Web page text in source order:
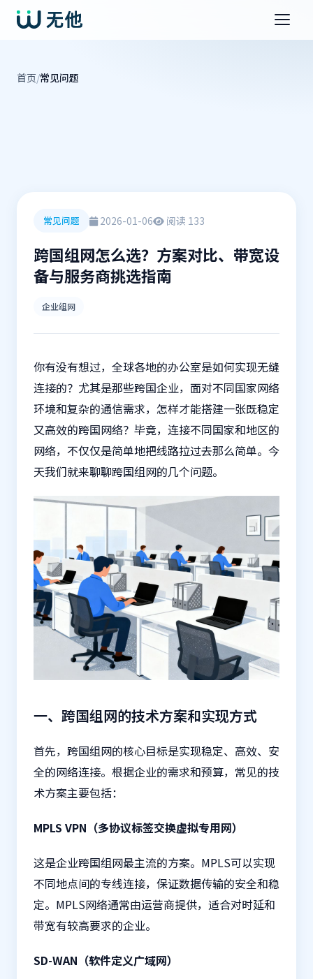
首页/常见问题
常见问题 2026-01-06 阅读 133
跨国组网怎么选？方案对比、带宽设
备与服务商挑选指南
企业组网
你有没有想过，全球各地的办公室是如何实现无缝
连接的？尤其是那些跨国企业，面对不同国家网络
环境和复杂的通信需求，怎样才能搭建一张既稳定
又高效的跨国网络？毕竟，连接不同国家和地区的
网络，不仅仅是简单地把线路拉过去那么简单。今
天我们就来聊聊跨国组网的几个问题。
一、跨国组网的技术方案和实现方式
首先，跨国组网的核心目标是实现稳定、高效、安
全的网络连接。根据企业的需求和预算，常见的技
术方案主要包括：
MPLS VPN（多协议标签交换虚拟专用网）
这是企业跨国组网最主流的方案。MPLS可以实现
不同地点间的专线连接，保证数据传输的安全和稳
定。MPLS网络通常由运营商提供，适合对时延和
带宽有较高要求的企业。
SD-WAN（软件定义广域网）